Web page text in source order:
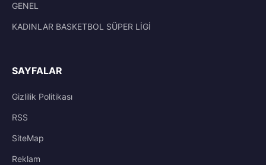
GENEL
KADINLAR BASKETBOL SÜPER LİGİ
SAYFALAR
Gizlilik Politikası
RSS
SiteMap
Reklam